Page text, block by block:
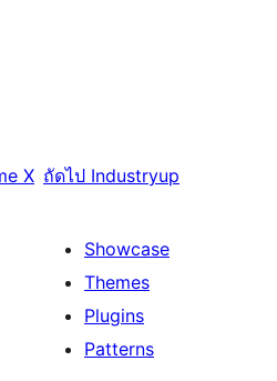
X ถัดไป Industryup
Showcase
Themes
Plugins
Patterns